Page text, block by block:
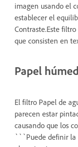
imagen usando el
establecer el
Contraste.Este
que consisten en
Papel
El filtro Papel de
parecen estar
causando que los
```Puede definir la